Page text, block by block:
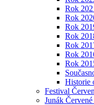
Rok
Rok
Rok
Rok
Rok
Rok
Rok
Historie
Festival
Junák